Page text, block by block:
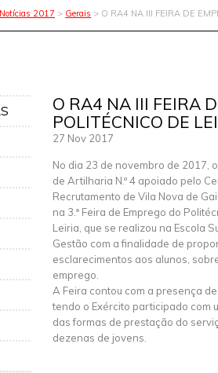
Notícias 2017 > Gerais > O RA4 NA III FEIRA DE
O RA4 NA III FEIRA
POLITÉCNICO DE
27 Nov 2017
No dia 23 de novembro de 2017,
de Artilharia N.º 4 apoiado pelo
Recrutamento de Vila Nova de
na 3.ª Feira de Emprego do
Leiria, que se realizou na Escola
Gestão com a finalidade de
esclarecimentos aos alunos,
emprego.
A Feira contou com a presença
tendo o Exército participado com
das formas de prestação do
dezenas de jovens.